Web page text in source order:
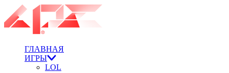
ГЛАВНАЯ
ИГРЫ
LOL